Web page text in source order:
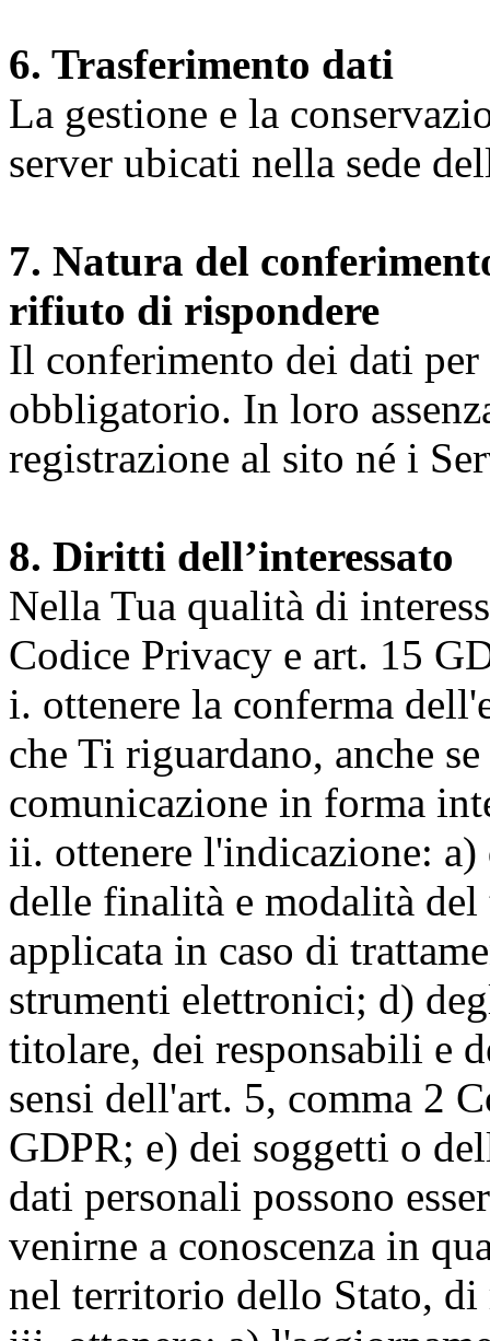
6. Trasferimento dati
La gestione e la
server ubicati nella sede
7. Natura del
rifiuto di rispondere
Il conferimento dei dati
obbligatorio. In loro
registrazione al sito né i
8. Diritti dell’interessato
Nella Tua qualità di
Codice Privacy e art. 15
i. ottenere la conferma
che Ti riguardano, anche
comunicazione in forma
ii. ottenere l'indicazione:
delle finalità e modalità
applicata in caso di
strumenti elettronici; d)
titolare, dei responsabili e
sensi dell'art. 5, comma 2
GDPR; e) dei soggetti o
dati personali possono
venirne a conoscenza in
nel territorio dello Stato,